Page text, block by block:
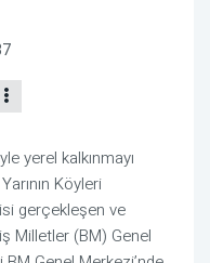
yerel kalkınmayı
Köyleri
gerçekleşen ve
Milletler (BM) Genel